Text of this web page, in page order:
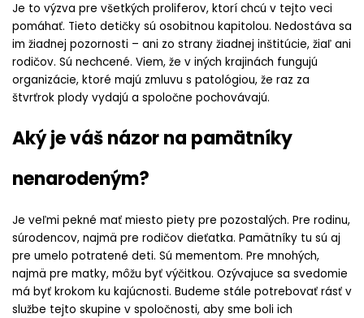
Je to výzva pre všetkých proliferov, ktorí chcú v tejto veci
pomáhať. Tieto detičky sú osobitnou kapitolou. Nedostáva sa
im žiadnej pozornosti – ani zo strany žiadnej inštitúcie, žiaľ ani
rodičov. Sú nechcené. Viem, že v iných krajinách fungujú
organizácie, ktoré majú zmluvu s patológiou, že raz za
štvrťrok plody vydajú a spoločne pochovávajú.
Aký je váš názor na pamätníky
nenarodeným?
Je veľmi pekné mať miesto piety pre pozostalých. Pre rodinu,
súrodencov, najmä pre rodičov dieťatka. Pamätníky tu sú aj
pre umelo potratené deti. Sú mementom. Pre mnohých,
najmä pre matky, môžu byť výčitkou. Ozývajuce sa svedomie
má byť krokom ku kajúcnosti. Budeme stále potrebovať rásť v
službe tejto skupine v spoločnosti, aby sme boli ich